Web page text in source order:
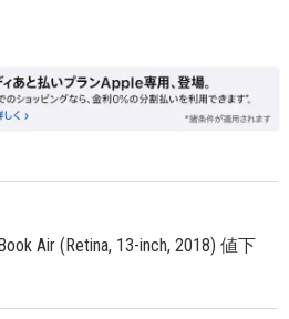
Air (Retina, 13-inch, 2018) 値下